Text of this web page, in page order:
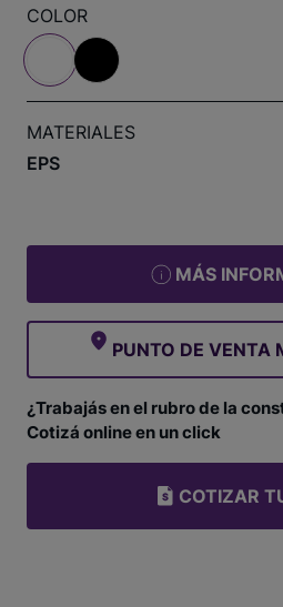
COLOR
MATERIALES
EPS
MÁS
PUNTO DE VENTA
¿Trabajás en el rubro de la
Cotizá online en un click
COTIZAR